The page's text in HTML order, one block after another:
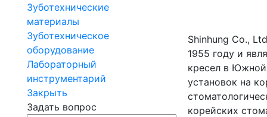
Зуботехнические
материалы
Зуботехническое
оборудование
Лабораторный
инструментарий
Закрыть
Задать вопрос
Shinhung Co.,
1955 году и
кресел в Южной
установок на
корейских